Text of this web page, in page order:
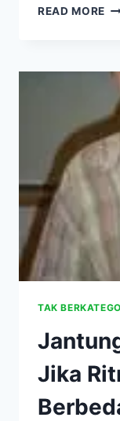
READ MORE
TAK
Jika